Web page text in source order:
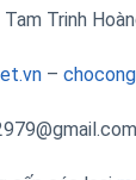
Trinh
–